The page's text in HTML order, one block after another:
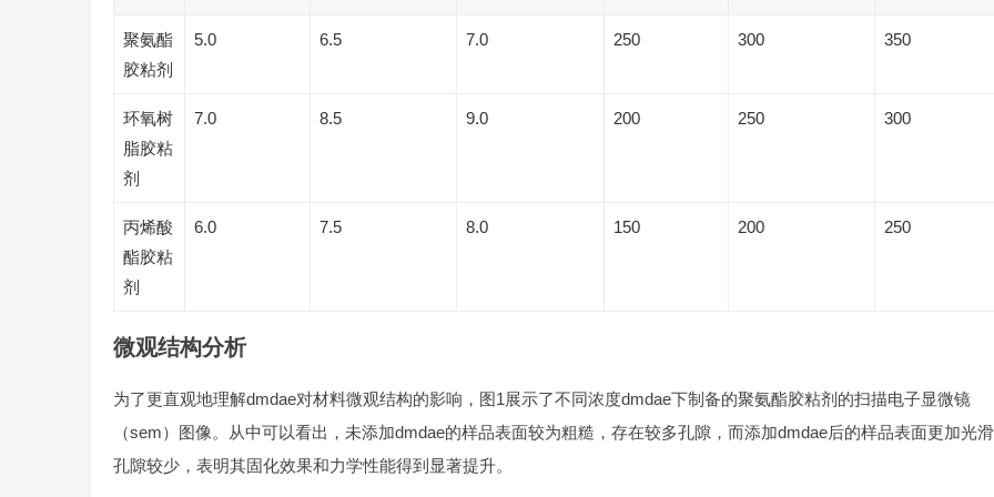
聚氨酯
胶粘剂
5.0 6.5 7.0 250 300 350
环氧树
脂胶粘
剂
7.0 8.5 9.0 200 250 300
丙烯酸
酯胶粘
剂
6.0 7.5 8.0 150 200 250
微观结构分析
为了更直观地理解dmdae对材料微观结构的影响，图1展示了不同浓度dmdae下制备的聚氨酯胶粘剂的扫描电子显微镜
（sem）图像。从中可以看出，未添加dmdae的样品表面较为粗糙，存在较多孔隙，而添加dmdae后的样品表面更加光
孔隙较少，表明其固化效果和力学性能得到显著提升。